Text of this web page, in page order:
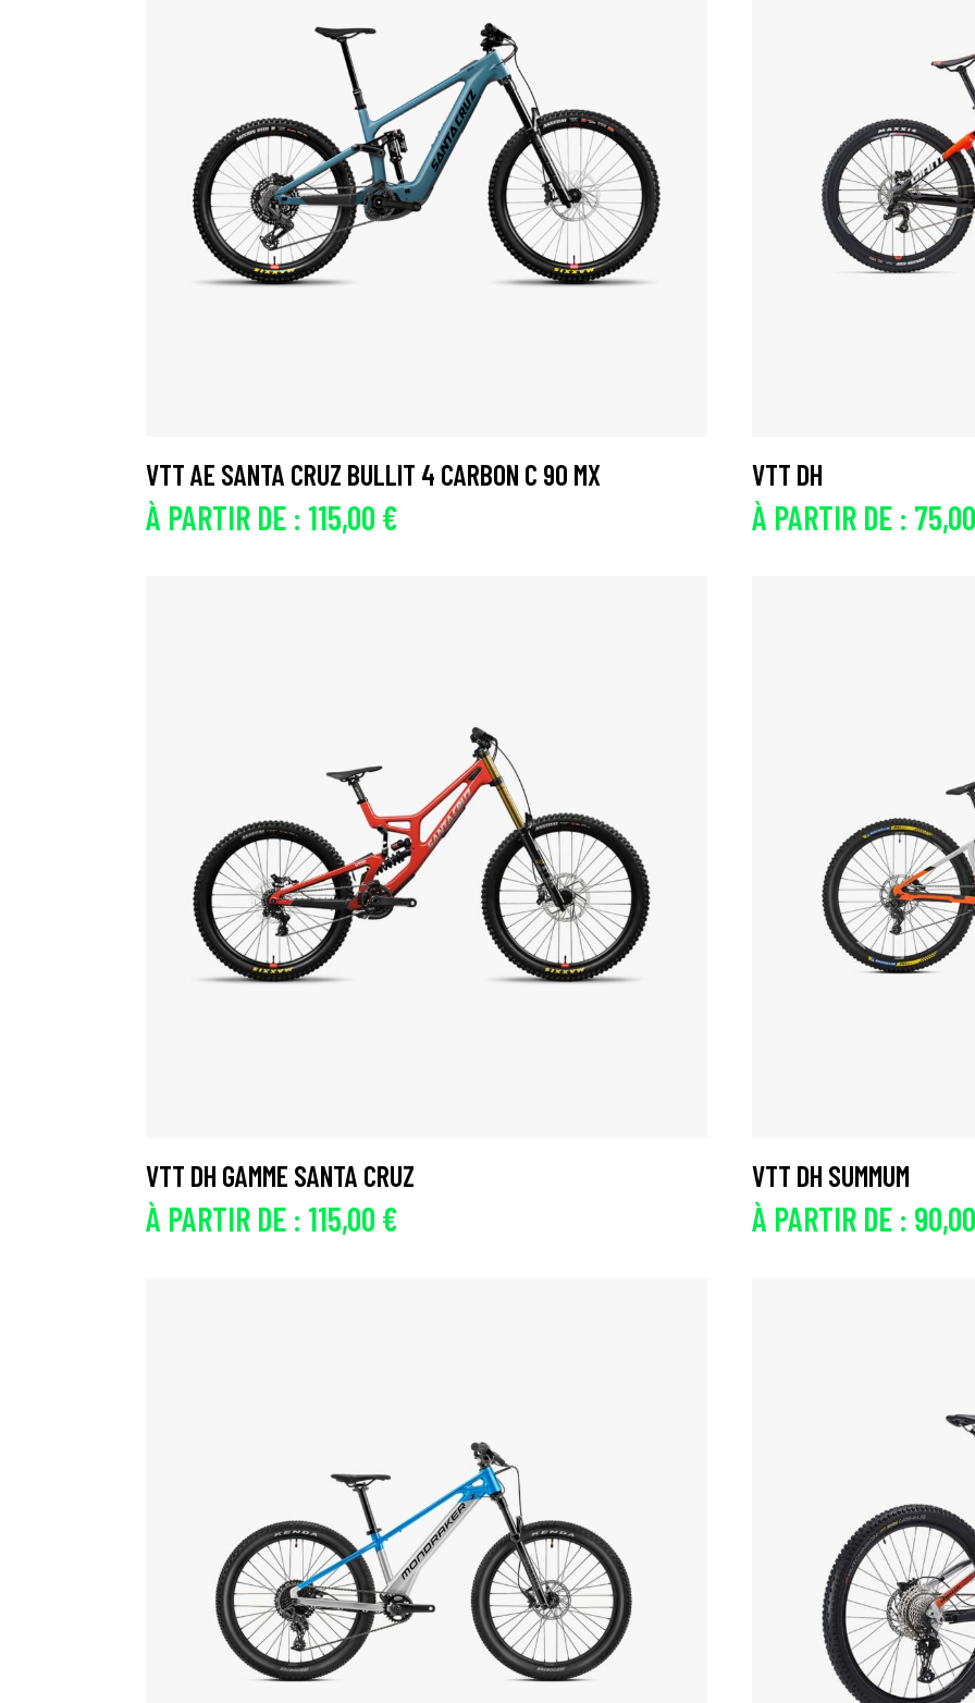
VTT AE SANTA CRUZ BULLIT 4 CARBON C 90 MX
À PARTIR DE : 115,00 €
VTT DH
À PARTIR DE :
VTT DH GAMME SANTA CRUZ
À PARTIR DE : 115,00 €
VTT DH SUMMUM
À PARTIR DE :